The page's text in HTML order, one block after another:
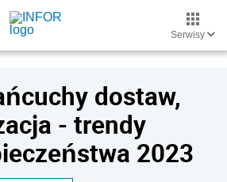
Serwisy
dostaw,
- trendy
2023